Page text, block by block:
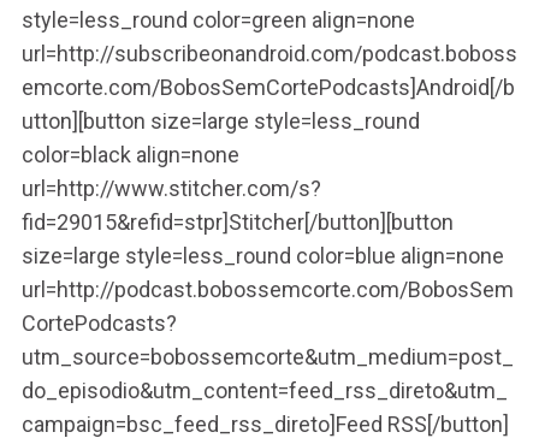
style=less_round color=green align=none
url=http://subscribeonandroid.com/podcast.boboss
emcorte.com/BobosSemCortePodcasts]Android[/b
utton][button size=large style=less_round
color=black align=none
url=http://www.stitcher.com/s?
fid=29015&refid=stpr]Stitcher[/button][button
size=large style=less_round color=blue align=none
url=http://podcast.bobossemcorte.com/BobosSem
CortePodcasts?
utm_source=bobossemcorte&utm_medium=post_
do_episodio&utm_content=feed_rss_direto&utm_
campaign=bsc_feed_rss_direto]Feed RSS[/button]